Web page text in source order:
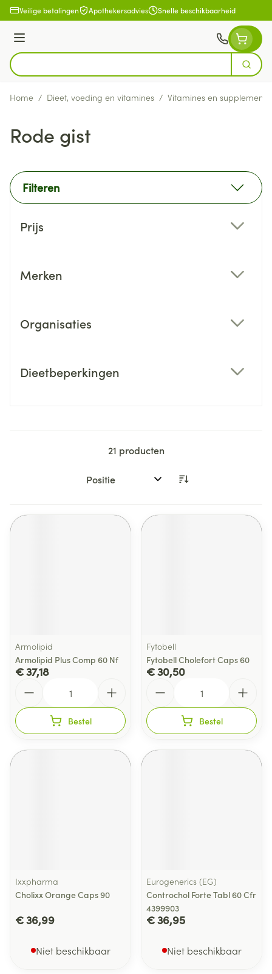
Ga naar de inhoud
Veilige betalingen Apothekersadvies Snelle beschikbaarheid
Menu
Product, merk, categorie...
Zoek
Home / Dieet, voeding en vitamines / Vitamines en
Rode gist
Filteren
Prijs
Merken
Organisaties
Dieetbeperkingen
21 producten
Sorteer op:
Armolipid
Armolipid Plus Comp 60 Nf
€ 37,18
Bestel
Fytobell
Fytobell Cholefort Caps 60
€ 30,50
Bestel
Ixxpharma
Cholixx Orange Caps 90
€ 36,99
Niet beschikbaar
Eurogenerics (EG)
Controchol Forte Tabl 60 Cfr
4399903
€ 36,95
Niet beschikbaar